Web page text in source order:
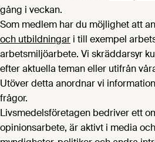
gång i veckan.
Som medlem har du möjlighet att
och utbildningar i till exempel
arbetsmiljöarbete. Vi skräddarsyr
efter aktuella teman eller utifrån
Utöver detta anordnar vi
frågor.
Livsmedelsföretagen bedriver ett
opinionsarbete, är aktivt i media